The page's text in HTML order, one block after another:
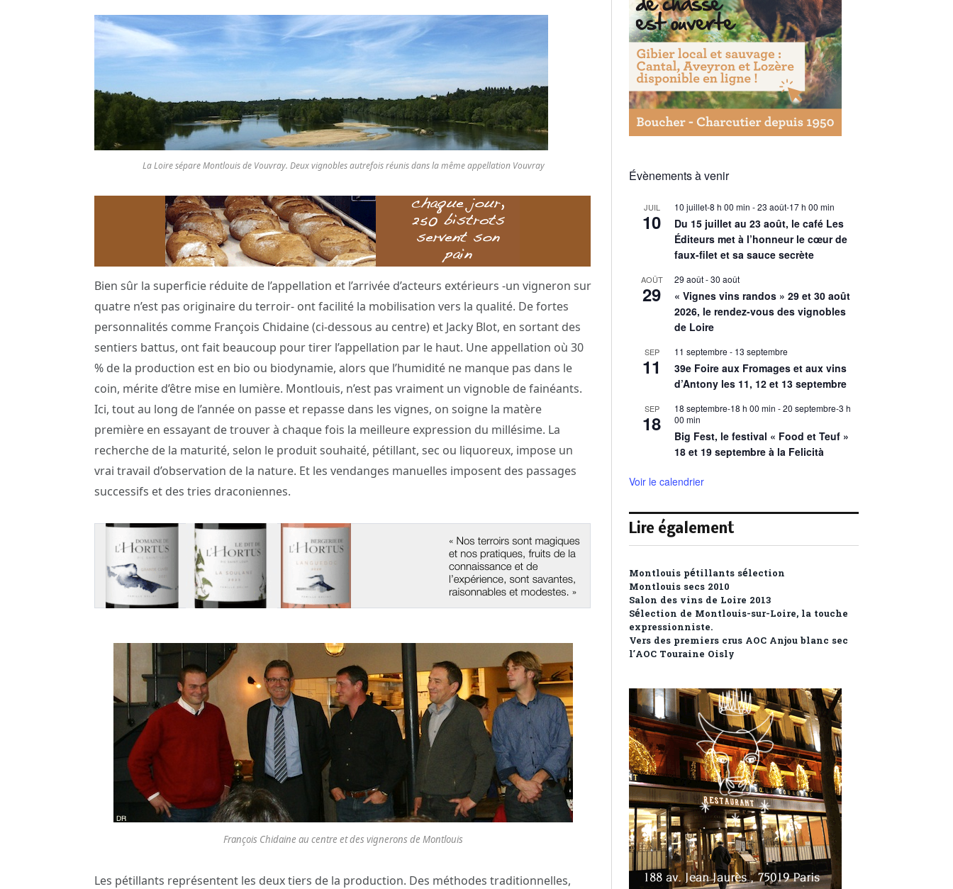
La Loire sépare Montlouis de Vouvray. Deux vignobles autrefois réunis dans la même appellation Vouvray
Bien sûr la superficie réduite de l’appellation et l’arrivée d’acteurs extérieurs -un vigneron sur
quatre n’est pas originaire du terroir- ont facilité la mobilisation vers la qualité. De fortes
personnalités comme François Chidaine (ci-dessous au centre) et Jacky Blot, en sortant des
sentiers battus, ont fait beaucoup pour tirer l’appellation par le haut. Une appellation où 30
% de la production est en bio ou biodynamie, alors que l’humidité ne manque pas dans le
coin, mérite d’être mise en lumière. Montlouis, n’est pas vraiment un vignoble de fainéants.
Ici, tout au long de l’année on passe et repasse dans les vignes, on soigne la matère
première en essayant de trouver à chaque fois la meilleure expression du millésime. La
recherche de la maturité, selon le produit souhaité, pétillant, sec ou liquoreux, impose un
vrai travail d’observation de la nature. Et les vendanges manuelles imposent des passages
successifs et des tries draconiennes.
François Chidaine au centre et des vignerons de Montlouis
Les pétillants représentent les deux tiers de la production. Des méthodes traditionnelles,
Évènements à venir
JUIL
10
10 juillet-8 h 00 min -23 août-17 h 00 min
Du 15 juillet au 23 août, le café Les
Éditeurs met à l’honneur le cœur de
faux-filet et sa sauce secrète
AOÛT
29
29 août-30 août
« Vignes vins randos » 29 et 30 août
2026, le rendez-vous des vignobles
de Loire
SEP
11
11 septembre - 13 septembre
39e Foire aux Fromages et aux vins
d’Antony les 11, 12 et 13 septembre
SEP
18
18 septembre-18 h 00 min -20 septembre-3 h
00 min
Big Fest, le festival « Food et Teuf »
18 et 19 septembre à la Felicità
Voir le calendrier
Lire également
Montlouis pétillants sélection
Montlouis secs 2010
Salon des vins de Loire 2013
Sélection de Montlouis-sur-Loire, la touche
expressionniste.
Vers des premiers crus AOC Anjou blanc sec
l’AOC Touraine Oisly